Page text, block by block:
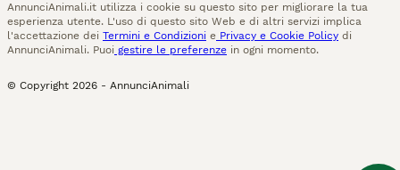
AnnunciAnimali.it utilizza i cookie su questo sito per migliorare la tua
esperienza utente. L'uso di questo sito Web e di altri servizi implica
l'accettazione dei Termini e Condizioni e Privacy e Cookie Policy di
AnnunciAnimali. Puoi gestire le preferenze in ogni momento.
© Copyright 2026 - AnnunciAnimali